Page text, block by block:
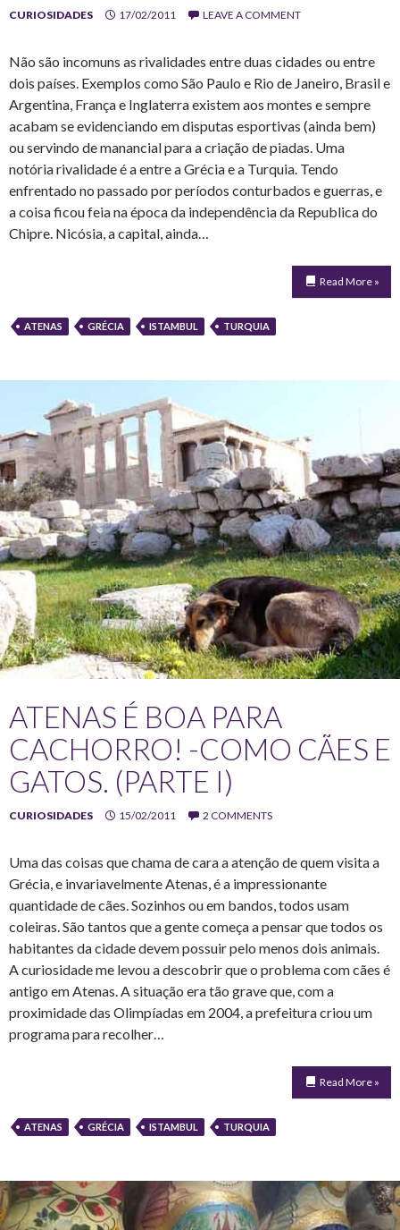
CURIOSIDADES 17/02/2011 LEAVE A COMMENT
Não são incomuns as rivalidades entre duas cidades ou entre
dois países. Exemplos como São Paulo e Rio de Janeiro, Brasil e
Argentina, França e Inglaterra existem aos montes e sempre
acabam se evidenciando em disputas esportivas (ainda bem)
ou servindo de manancial para a criação de piadas. Uma
notória rivalidade é a entre a Grécia e a Turquia. Tendo
enfrentado no passado por períodos conturbados e guerras, e
a coisa ficou feia na época da independência da Republica do
Chipre. Nicósia, a capital, ainda…
Read More »
ATENAS GRÉCIA ISTAMBUL TURQUIA
ATENAS É BOA PARA
CACHORRO! -COMO CÃES E
GATOS. (PARTE I)
CURIOSIDADES 15/02/2011 2 COMMENTS
Uma das coisas que chama de cara a atenção de quem visita a
Grécia, e invariavelmente Atenas, é a impressionante
quantidade de cães. Sozinhos ou em bandos, todos usam
coleiras. São tantos que a gente começa a pensar que todos os
habitantes da cidade devem possuir pelo menos dois animais.
A curiosidade me levou a descobrir que o problema com cães é
antigo em Atenas. A situação era tão grave que, com a
proximidade das Olimpíadas em 2004, a prefeitura criou um
programa para recolher…
Read More »
ATENAS GRÉCIA ISTAMBUL TURQUIA